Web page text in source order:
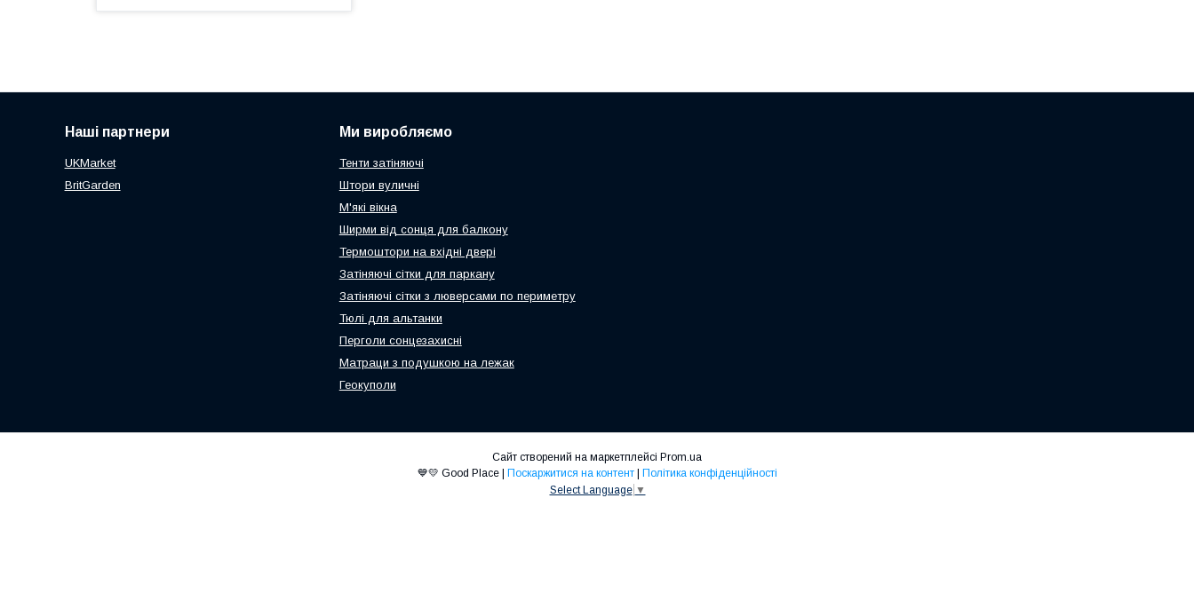
Наші партнери
UKMarket
BritGarden
Ми виробляємо
Тенти затіняючі
Штори вуличні
М'які вікна
Ширми від сонця для балкону
Термоштори на вхідні двері
Затіняючі сітки для паркану
Затіняючі сітки з люверсами по периметру
Тюлі для альтанки
Перголи сонцезахисні
Матраци з подушкою на лежак
Геокуполи
Сайт створений на маркетплейсі Prom.ua
Поскаржитися на контент
Політика конфіденційності
Select Language ▼